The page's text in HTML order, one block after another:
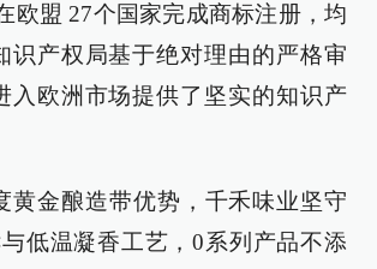
欧盟 27个国家完成商标注册，均
识产权局基于绝对理由的严格审
入欧洲市场提供了坚实的知识产
黄金酿造带优势，千禾味业坚守
低温凝香工艺，0系列产品不添